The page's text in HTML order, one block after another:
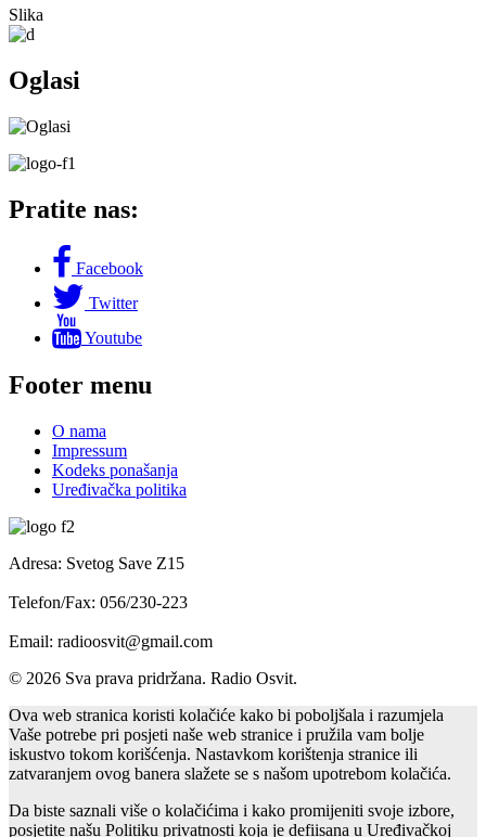
Slika
Oglasi
Pratite nas:
Facebook
Twitter
Youtube
Footer menu
O nama
Impressum
Kodeks ponašanja
Uređivačka politika
Adresa: Svetog Save Z15
Telefon/Fax: 056/230-223
Email: radioosvit@gmail.com
© 2026 Sva prava pridržana. Radio Osvit.
Ova web stranica koristi kolačiće kako bi poboljšala i razumjela
Vaše potrebe pri posjeti naše web stranice i pružila vam bolje
iskustvo tokom korišćenja. Nastavkom korištenja stranice ili
zatvaranjem ovog banera slažete se s našom upotrebom kolačića.
Da biste saznali više o kolačićima i kako promijeniti svoje izbore,
posjetite našu Politiku privatnosti koja je defiisana u Uređivačkoj